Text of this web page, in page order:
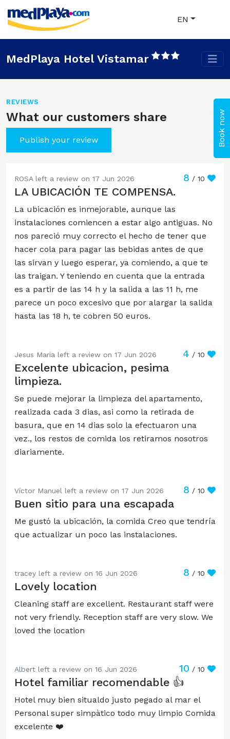
Book now
EN
MedPlaya Hotel Vistamar
REVIEWS
What our customers share
Publish your review
ROSA left a review on 17 Jun 2026 8 / 10
LA UBICACIÓN TE COMPENSA.
La ubicación es inmejorable, aunque las
instalaciones comiencen a estar algo antiguas. No
nos pareció muy correcto el hecho de tener que
hacer cola para pagar las bebidas antes de que
las sirvan y luego esperar, ya comiendo, a que te
las traigan. Y teniendo en cuenta que la entrada
es a partir de las 14 h y la salida a las 11 h, me
parece un poco excesivo que por alargar la salida
hasta las 18 h, te cobren 50 euros.
Jesus Maria left a review on 17 Jun 2026 4 / 10
Excelente ubicacion, pesima
limpieza.
Se puede mejorar la limpieza del apartamento,
realizada cada 3 dias, asi como la retirada de
basura, que en 14 dias solo la efectuaron una
vez., los restos de comida los retiramos nosotros
diariamente.
Víctor Manuel left a review on 17 Jun 2026 8 / 10
Buen sitio para una escapada
Me gustó la ubicación, la comida Creo que tendría
que actualizar un poco las instalaciones.
tracey left a review on 16 Jun 2026 8 / 10
Lovely location
Cleaning staff are excellent. Restaurant staff were
not very friendly. Reception staff are very slow. We
loved the location
Albert left a review on 16 Jun 2026 10 / 10
Hotel familiar recomendable 👍
Hotel muy bien situaldo justo pegado al mar el
Personal super simpàtico todo muy limpio Comida
excelente ❤️